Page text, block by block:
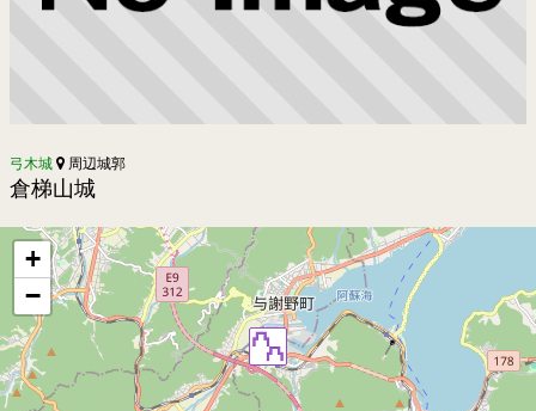
弓木城 周辺城郭
倉梯山城
+
−